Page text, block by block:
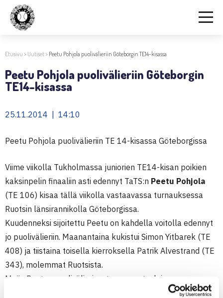
Etusivu > Uutiset> Peetu Pohjola puolivälieriin Göteborgin TE14-kisassa
Peetu Pohjola puolivälieriin Göteborgin
TE14-kisassa
25.11.2014 | 14:10
Peetu Pohjola puolivälieriin TE 14-kisassa Göteborgissa
Viime viikolla Tukholmassa juniorien TE14-kisan poikien
kaksinpelin finaaliin asti edennyt TaTS:n Peetu Pohjola
(TE 106) kisaa tällä viikolla vastaavassa turnauksessa
Ruotsin länsirannikolla Göteborgissa.
Kuudenneksi sijoitettu Peetu on kahdella voitolla edennyt
jo puolivälieriin. Maanantaina kukistui Simon Yitbarek (TE
408) ja tiistaina toisella kierroksella Patrik Alvestrand (TE
343), molemmat Ruotsista.
Myös Peetun puolivälierivastus on ruotsalainen,
kolmossijoitettu Johan Garpered (TE 122). Pojat